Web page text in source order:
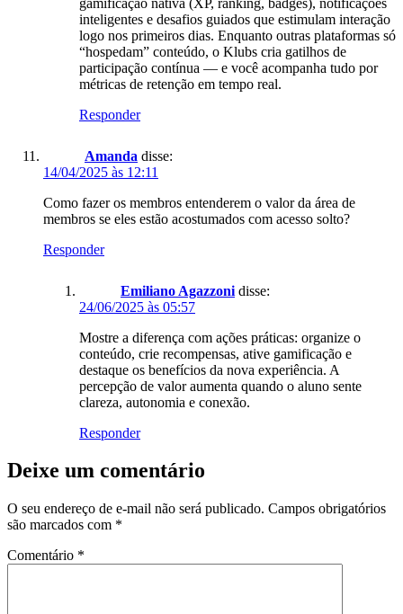
inteligentes e desafios guiados que estimulam interação
logo nos primeiros dias. Enquanto outras plataformas só
“hospedam” conteúdo, o Klubs cria gatilhos de
participação contínua — e você acompanha tudo por
métricas de retenção em tempo real.
Responder
Amanda disse:
14/04/2025 às 12:11
Como fazer os membros entenderem o valor da área de
membros se eles estão acostumados com acesso solto?
Responder
Emiliano Agazzoni disse:
24/06/2025 às 05:57
Mostre a diferença com ações práticas: organize o
conteúdo, crie recompensas, ative gamificação e
destaque os benefícios da nova experiência. A
percepção de valor aumenta quando o aluno sente
clareza, autonomia e conexão.
Responder
Deixe um comentário
O seu endereço de e-mail não será publicado. Campos obrigatórios
são marcados com *
Comentário *